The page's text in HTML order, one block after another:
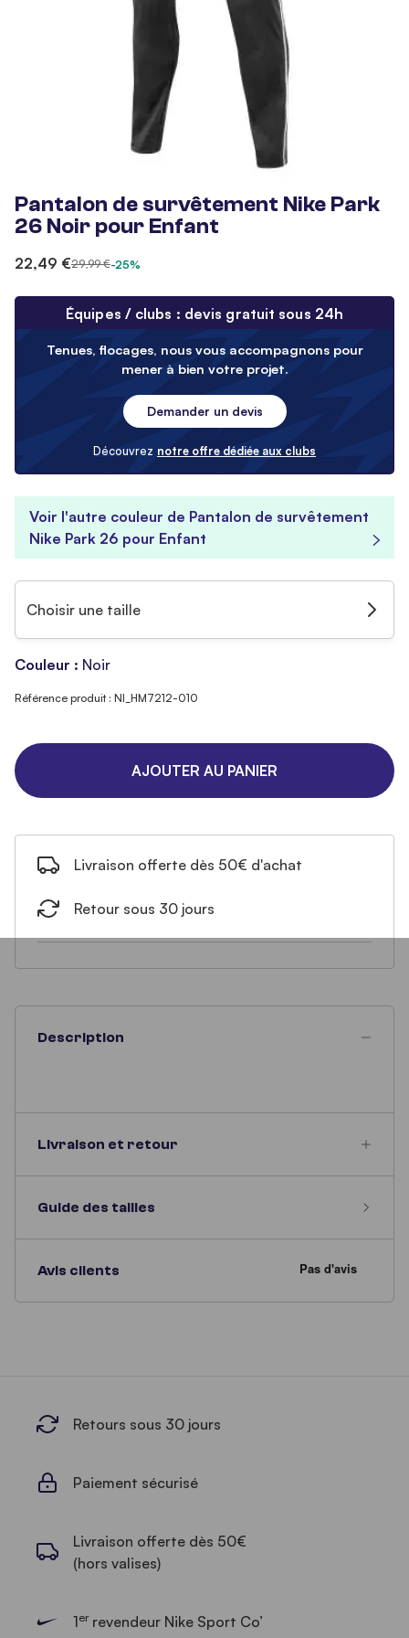
Pantalon de survêtement Nike Park
26 Noir pour Enfant
22,49 €29,99 €-25%
Équipes / clubs : devis gratuit sous 24h
Tenues, flocages, nous vous accompagnons pour
mener à bien votre projet.
Demander un devis
Découvrez notre offre dédiée aux clubs
Voir l'autre couleur de Pantalon de survêtement
Nike Park 26 pour Enfant
Choisir une taille
Couleur : Noir
Référence produit : NI_HM7212-010
AJOUTER AU PANIER
Livraison offerte dès 50€ d'achat
Retour sous 30 jours
Description
Livraison et retour
Guide des tailles
Avis clients
Retours sous 30 jours
Paiement sécurisé
Livraison offerte dès 50€
(hors valises)
1errevendeur Nike Sport Co’